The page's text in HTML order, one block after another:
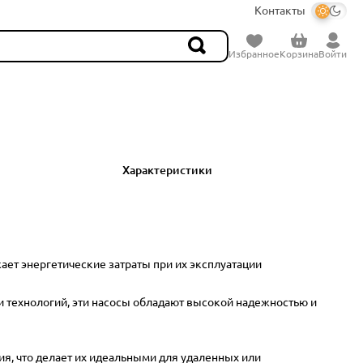
Контакты
ИзбранноеКорзинаВойти
Характеристики
энергетические затраты при их эксплуатации
эти насосы обладают высокой надежностью и
что делает их идеальными для удаленных или